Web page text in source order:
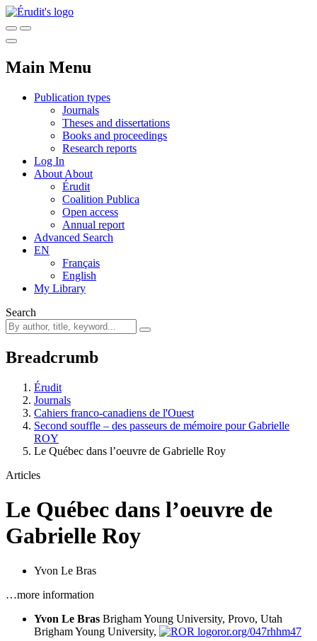
Main Menu
Publication types
Journals
Theses and dissertations
Books and proceedings
Research reports
Log In
About About
Érudit
Coalition Publica
Open access
Annual report
Advanced Search
EN
Français
English
My Library
Search
Breadcrumb
Érudit
Journals
Cahiers franco-canadiens de l'Ouest
Second souffle – des passeurs de mémoire pour Gabrielle
ROY
Le Québec dans l’oeuvre de Gabrielle Roy
Articles
Le Québec dans l’oeuvre de
Gabrielle Roy
Yvon Le Bras
…more information
Yvon Le Bras Brigham Young University, Provo, Utah
Brigham Young University,
ror.org/047rhhm47